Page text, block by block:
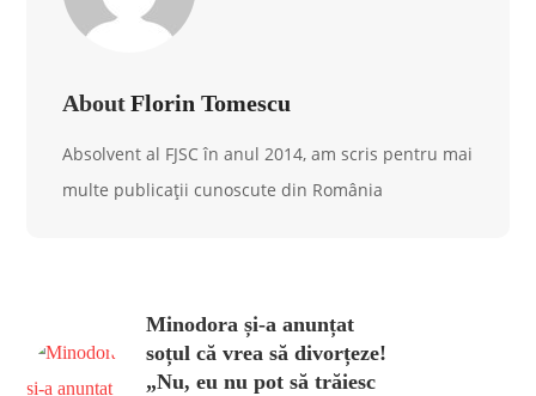
About Florin Tomescu
Absolvent al FJSC în anul 2014, am scris pentru mai
multe publicații cunoscute din România
Minodora și-a anunțat
soțul că vrea să divorțeze!
„Nu, eu nu pot să trăiesc